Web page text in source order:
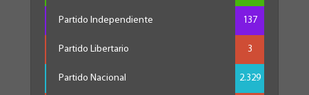
Partido Independiente 137
Partido Libertario 3
Partido Nacional 2.329